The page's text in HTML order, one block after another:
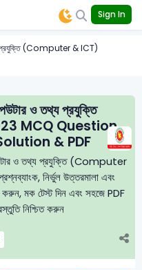
Sign In
প্রযুক্তি (Computer & ICT)
ও তথ্য প্রযুক্তি
MCQ Question
& PDF
ও তথ্য প্রযুক্তি (Computer
নির্ভুল উত্তরমালা এবং
করুন, মক টেস্ট দিন এবং সহজে PDF
নিশ্চিত করুন